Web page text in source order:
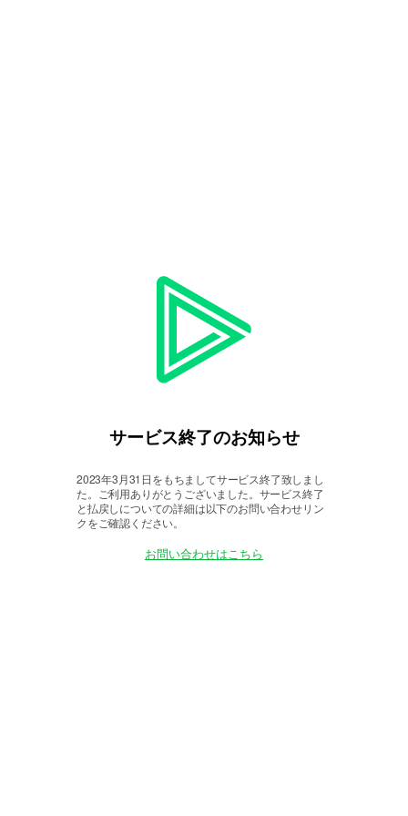
サービス終了のお知らせ
2023年3月31日をもちましてサービス終了致しまし
た。
ご利用ありがとうございました。サービス終了
と払戻しについての詳細は以下のお問い合わせリン
クをご確認ください。
お問い合わせはこちら